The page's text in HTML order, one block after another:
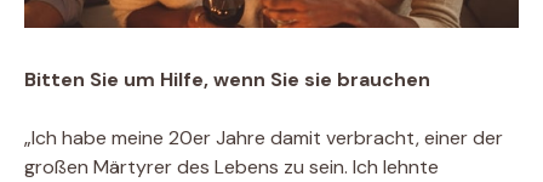
Bitten Sie um Hilfe, wenn Sie sie brauchen
„Ich habe meine 20er Jahre damit verbracht, einer der
großen Märtyrer des Lebens zu sein. Ich lehnte